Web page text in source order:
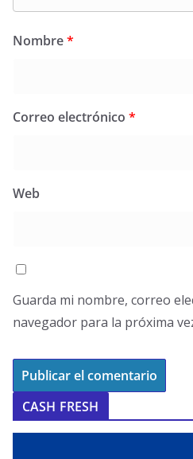
Nombre*
Correo electrónico *
Web
Guarda mi nombre, correo
navegador para la próxima
CASH FRESH